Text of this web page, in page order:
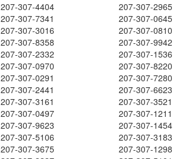
207-307-4404
207-307-2965
207-307-7341
207-307-0645
207-307-3016
207-307-0810
207-307-8358
207-307-9942
207-307-2332
207-307-1536
207-307-0970
207-307-8220
207-307-0291
207-307-7280
207-307-2441
207-307-6623
207-307-3161
207-307-3521
207-307-0497
207-307-1211
207-307-9623
207-307-1454
207-307-5106
207-307-3183
207-307-3675
207-307-1298